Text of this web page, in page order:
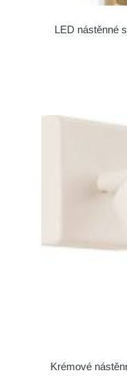
LED nástěnné
Krémové